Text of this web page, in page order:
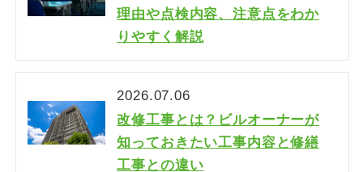
理由や点検内容、注意点をわか
りやすく解説
2026.07.06
改修工事とは？ビルオーナーが
知っておきたい工事内容と修繕
工事との違い